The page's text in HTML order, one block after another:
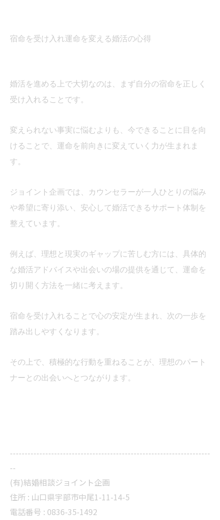
宿命を受け入れ運命を変える婚活の心得
婚活を進める上で大切なのは、まず自分の宿命を正しく
受け入れることです。
変えられない事実に悩むよりも、今できることに目を向
けることで、運命を前向きに変えていく力が生まれま
す。
ジョイント企画では、カウンセラーが一人ひとりの悩み
や希望に寄り添い、安心して婚活できるサポート体制を
整えています。
例えば、理想と現実のギャップに苦しむ方には、具体的
な婚活アドバイスや出会いの場の提供を通じて、運命を
切り開く方法を一緒に考えます。
宿命を受け入れることで心の安定が生まれ、次の一歩を
踏み出しやすくなります。
その上で、積極的な行動を重ねることが、理想のパート
ナーとの出会いへとつながります。
--------------------------------------------------------------------
--
(有)結婚相談ジョイント企画
住所 : 山口県宇部市中尾1-11-14-5
電話番号 : 0836-35-1492